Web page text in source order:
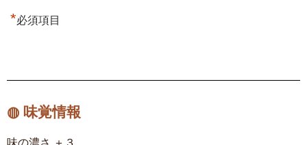
*必須項目
◍ 味覚情報
味の濃さ ＋３